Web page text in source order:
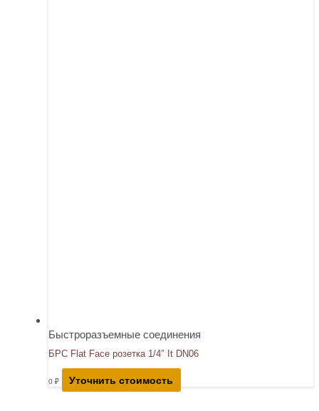
Быстроразъемные соединения
БРС Flat Face розетка 1/4″ It DN06
0 ₽ Уточнить стоимость